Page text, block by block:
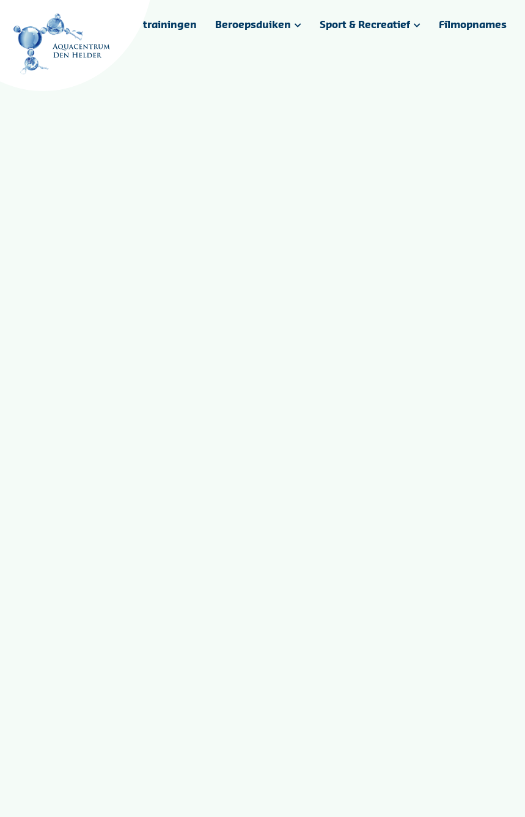
SET trainingen Beroepsduiken Sport & Recreatief Filmopnames